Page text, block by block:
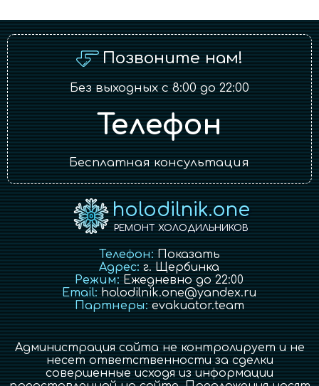
Позвоните нам!
Без выходных с 8:00 до 22:00
Телефон
Бесплатная консультация
holodilnik.one
РЕМОНТ ХОЛОДИЛЬНИКОВ
Телефон: Показать
Адрес:г.Щербинка
Режим:Ежедневно до 22:00
Email: holodilnik.one@yandex.ru
Партнеры: evakuator.team
Администрация сайта не контролирует и не
несет ответственности за сделки
совершенные исходя из информации